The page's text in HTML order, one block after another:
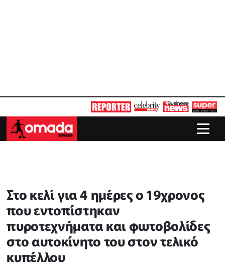
Στο κελί για 4 ημέρες ο 19χρονος
που εντοπίστηκαν
πυροτεχνήματα και φωτοβολίδες
στο αυτοκίνητο του στον τελικό
κυπέλλου